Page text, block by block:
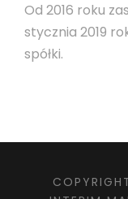
Od 2016 roku
stycznia 2019
spółki.